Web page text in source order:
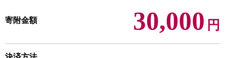
寄附金額 30,000 円